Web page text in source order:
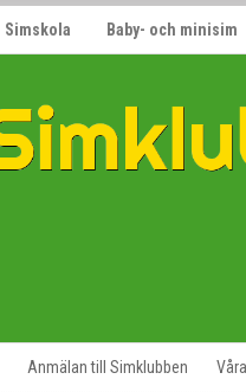
Simskola Baby- och minisim
Anmälan till Simklubben